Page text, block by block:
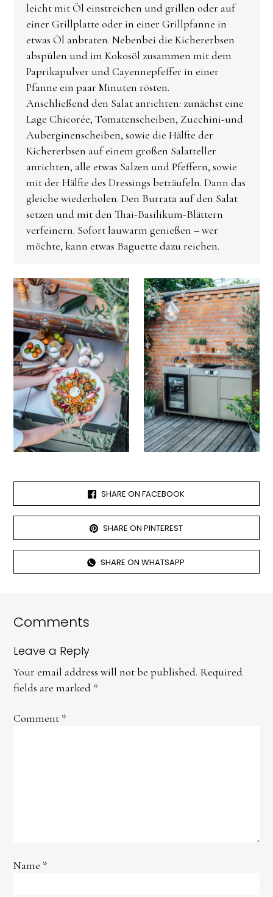
leicht mit Öl einstreichen und grillen oder auf
einer Grillplatte oder in einer Grillpfanne in
etwas Öl anbraten. Nebenbei die Kichererbsen
abspülen und im Kokosöl zusammen mit dem
Paprikapulver und Cayennepfeffer in einer
Pfanne ein paar Minuten rösten.
Anschließend den Salat anrichten: zunächst eine
Lage Chicorée, Tomatenscheiben, Zucchini-und
Auberginenscheiben, sowie die Hälfte der
Kichererbsen auf einem großen Salatteller
anrichten, alle etwas Salzen und Pfeffern, sowie
mit der Hälfte des Dressings beträufeln. Dann das
gleiche wiederholen. Den Burrata auf den Salat
setzen und mit den Thai-Basilikum-Blättern
verfeinern. Sofort lauwarm genießen – wer
möchte, kann etwas Baguette dazu reichen.
SHARE ON FACEBOOK
SHARE ON PINTEREST
SHARE ON WHATSAPP
Comments
Leave a Reply
Your email address will not be published. Required
fields are marked *
Comment *
Name *